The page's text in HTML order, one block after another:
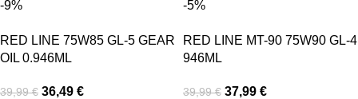
-9%
RED LINE 75W85 GL-5 GEAR
OIL 0.946ML
39,99€ 36,49 €
-5%
RED LINE MT-90 75W90 GL-4
946ML
39,99€ 37,99 €